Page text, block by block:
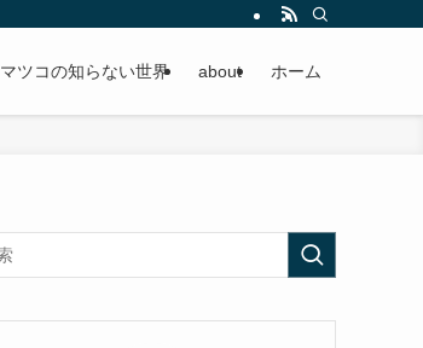
マツコの知らない世界 about ホーム